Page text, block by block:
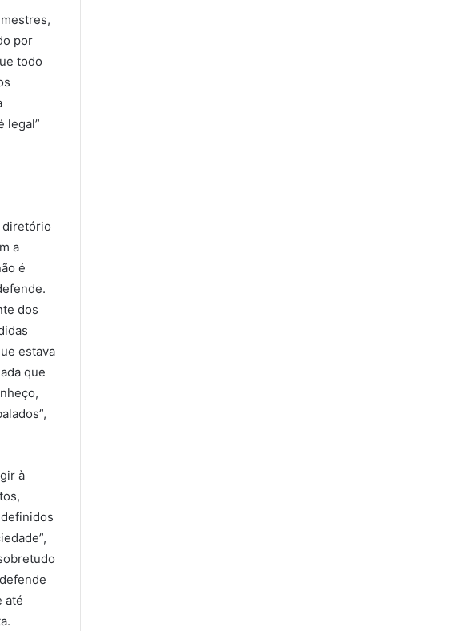
por
todo
legal”
diretório
a
é
dos
estava
que
à
até